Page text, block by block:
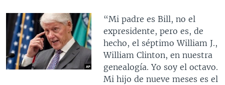
“Mi padre es Bill, no el
expresidente, pero es, de
hecho, el séptimo William J.,
William Clinton, en nuestra
genealogía. Yo soy el octavo.
Mi hijo de nueve meses es el